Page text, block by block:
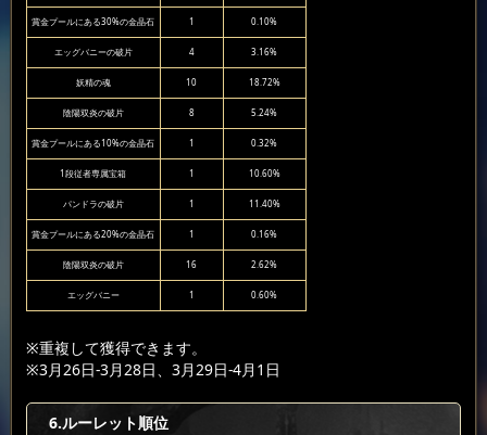
賞金プールにある30%の金晶石 1 0.10%
エッグバニーの破片 4 3.16%
妖精の魂 10 18.72%
陰陽双炎の破片 8 5.24%
賞金プールにある10%の金晶石 1 0.32%
1段従者専属宝箱 1 10.60%
パンドラの破片 1 11.40%
賞金プールにある20%の金晶石 1 0.16%
陰陽双炎の破片 16 2.62%
エッグバニー 1 0.60%
※重複して獲得できます。
※3月26日-3月28日、3月29日-4月1日
6.ルーレット順位